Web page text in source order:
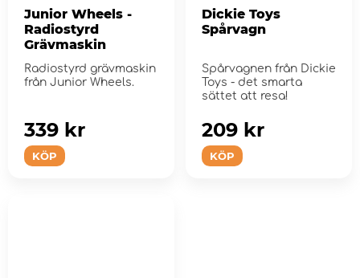
Junior Wheels -
Radiostyrd
Grävmaskin
Radiostyrd grävmaskin
från Junior Wheels.
KÖP
339 kr
Dickie Toys
Spårvagn
Spårvagnen från Dickie
Toys - det smarta
sättet att resa!
KÖP
209 kr